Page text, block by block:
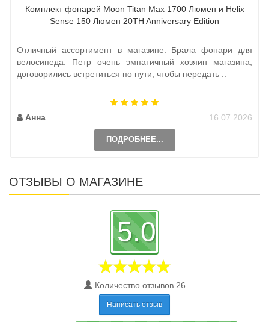
Комплект фонарей Moon Titan Max 1700 Люмен и Helix
Sense 150 Люмен 20TH Anniversary Edition
Отличный ассортимент в магазине. Брала фонари для
велосипеда. Петр очень эмпатичный хозяин магазина,
договорились встретиться по пути, чтобы передать ..
Анна 16.07.2026
ПОДРОБНЕЕ...
ОТЗЫВЫ О МАГАЗИНЕ
5.0
Количество отзывов 26
Написать отзыв